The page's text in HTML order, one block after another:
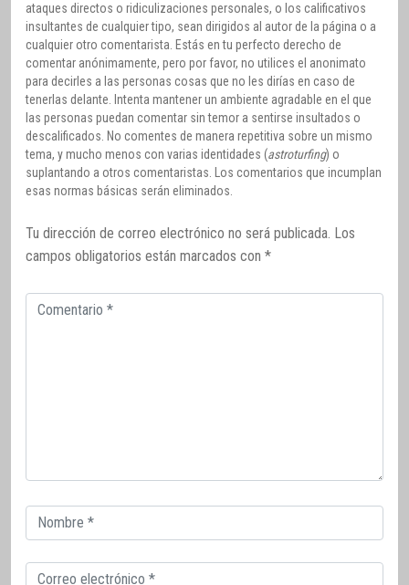
ataques directos o ridiculizaciones personales, o los calificativos
insultantes de cualquier tipo, sean dirigidos al autor de la página o a
cualquier otro comentarista. Estás en tu perfecto derecho de
comentar anónimamente, pero por favor, no utilices el anonimato
para decirles a las personas cosas que no les dirías en caso de
tenerlas delante. Intenta mantener un ambiente agradable en el que
las personas puedan comentar sin temor a sentirse insultados o
descalificados. No comentes de manera repetitiva sobre un mismo
tema, y mucho menos con varias identidades (astroturfing) o
suplantando a otros comentaristas. Los comentarios que incumplan
esas normas básicas serán eliminados.
Tu dirección de correo electrónico no será publicada. Los
campos obligatorios están marcados con *
Comentario
Correo
electrónico
Correo